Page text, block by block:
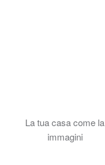
La tua casa come la
immagini